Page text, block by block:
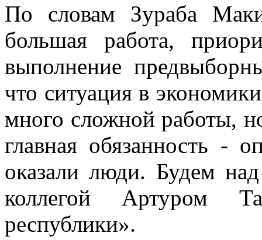
По словам Зураба
большая работа,
выполнение
что ситуация в
много сложной работы,
главная обязанность -
оказали люди. Будем
коллегой Артуром
республики».